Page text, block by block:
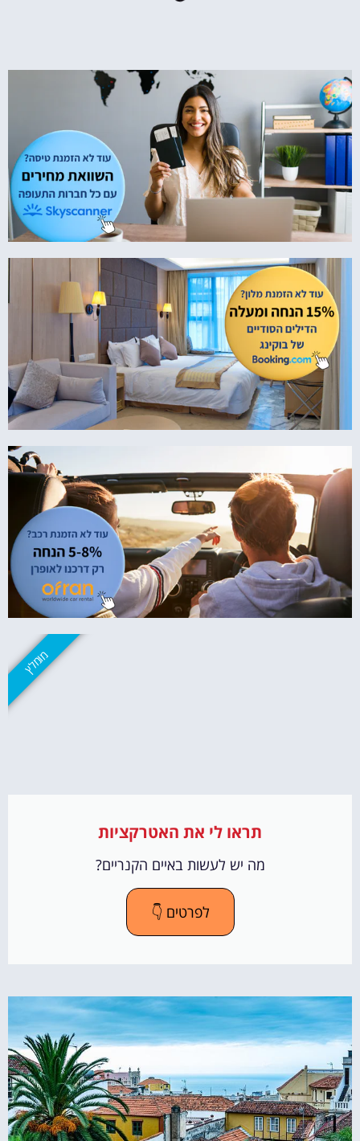
תראו לי את האטרקציות
מה יש לעשות באיים הקנריים?
לפרטים 👇
מומלץ